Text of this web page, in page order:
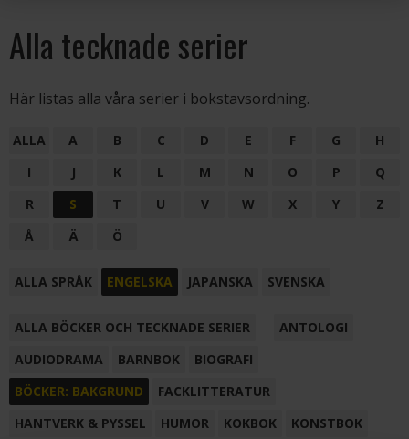
Alla tecknade serier
Här listas alla våra serier i bokstavsordning.
ALLA A B C D E F G
H
I
J K L M N O P
Q
R
S T U V W X Y
Z
Å
Ä Ö
ALLA SPRÅK ENGELSKA JAPANSKA SVENSKA
ALLA BÖCKER OCH TECKNADE SERIER
ANTOLOGI
AUDIODRAMA
BARNBOK
BIOGRAFI
BÖCKER: BAKGRUND
FACKLITTERATUR
HANTVERK & PYSSEL
HUMOR KOKBOK
KONSTBOK